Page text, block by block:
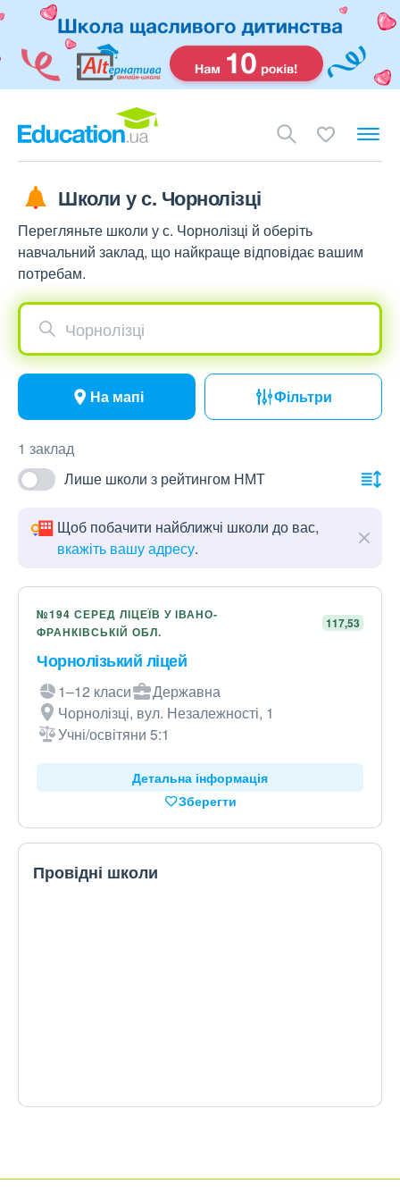
Школи у с. Чорнолізці
Перегляньте школи у с. Чорнолізці й оберіть
навчальний заклад, що найкраще відповідає вашим
потребам.
Чорнолізці
На мапі Фільтри
1 заклад
Лише школи з рейтингом НМТ
Щоб побачити найближчі школи до вас,
вкажіть вашу адресу.
№194 СЕРЕД ЛІЦЕЇВ У ІВАНО-
ФРАНКІВСЬКІЙ ОБЛ.
117,53
Чорнолізький ліцей
1–12 класи
Державна
Чорнолізці, вул. Незалежності, 1
Учні/освітяни 5:1
Детальна інформація
Зберегти
Провідні школи